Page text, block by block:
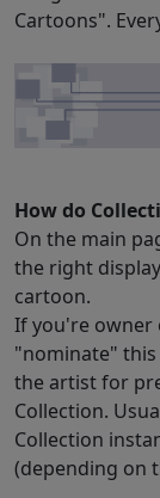
Cartoons".
How do
On the main
the right
cartoon.
If you're owner
"nominate"
the artist for
Collection.
Collection
(depending on